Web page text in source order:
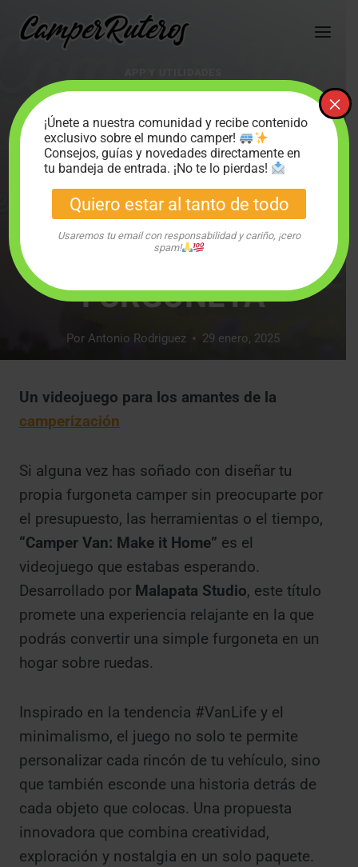
“CAMPER VAN:
MAKE IT HOME”, EL
VIDEOJUEGO QUE TE
PERMITE
CAMPERIZAR TU
FURGONETA
Por Antonio Rodriguez 29 enero, 2025
Un videojuego para los amantes de la
camperización
Si alguna vez has soñado con diseñar tu
propia furgoneta camper sin preocuparte por
el presupuesto, las herramientas o el tiempo,
“Camper Van: Make it Home” es el
videojuego que estabas esperando.
Desarrollado por Malapata Studio, este título
promete una experiencia relajante en la que
podrás convertir una simple furgoneta en un
hogar sobre ruedas.
Inspirado en la tendencia #VanLife y el
minimalismo, el juego no solo te permite
personalizar cada rincón de tu vehículo, sino
que también esconde una historia detrás de
cada objeto que colocas. Una propuesta
innovadora que combina creatividad,
exploración y nostalgia en un solo paquete.
¡Únete a nuestra comunidad y recibe contenido
exclusivo sobre el mundo camper!
Consejos, guías y novedades directamente en
tu bandeja de entrada. ¡No te lo pierdas!
Quiero estar al tanto de todo
Usaremos tu email con responsabilidad y cariño, ¡cero
spam!
×